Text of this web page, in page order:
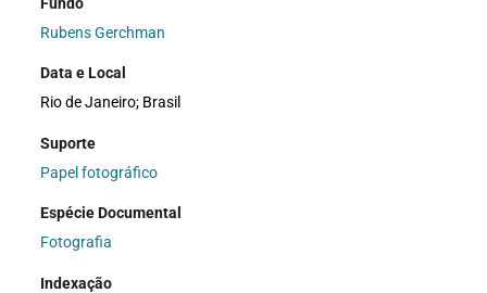
Rubens Gerchman
Data e Local
Rio de Janeiro; Brasil
Suporte
Papel fotográfico
Espécie Documental
Fotografia
Indexação